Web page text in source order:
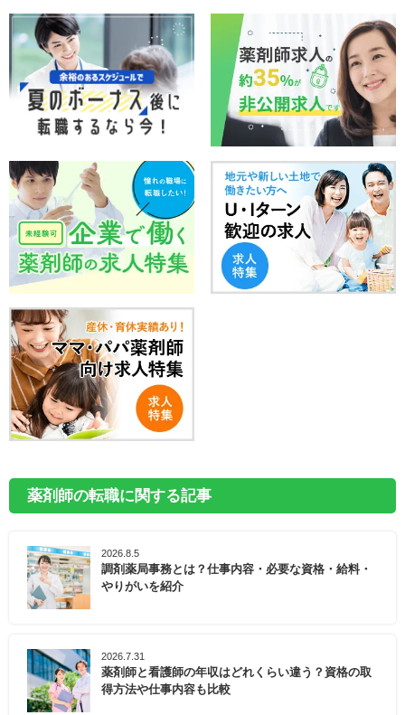
薬剤師の転職に関する記事
2026.8.5
調剤薬局事務とは？仕事内容・必要な資格・給料・
やりがいを紹介
2026.7.31
薬剤師と看護師の年収はどれくらい違う？資格の取
得方法や仕事内容も比較